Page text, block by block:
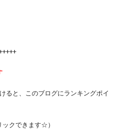
ると、このブログにランキングポイ
ックできます☆）